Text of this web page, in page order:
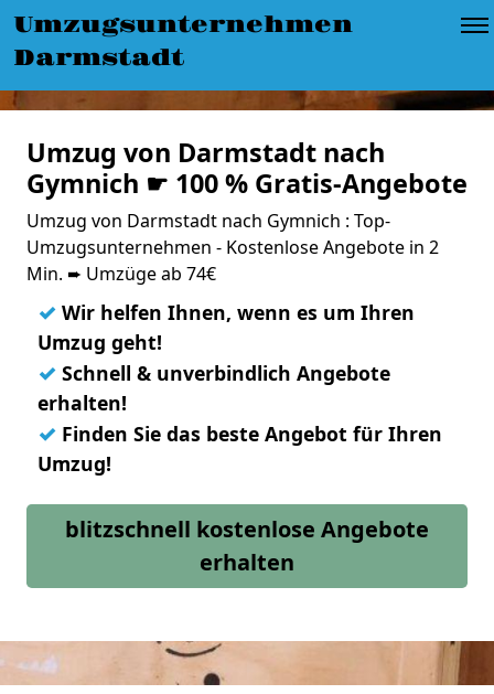
Umzugsunternehmen
Darmstadt
Umzug von Darmstadt nach
Gymnich ☛ 100 % Gratis-Angebote
Umzug von Darmstadt nach Gymnich : Top-
Umzugsunternehmen - Kostenlose Angebote in 2
Min. ➨ Umzüge ab 74€
✓ Wir helfen Ihnen, wenn es um Ihren
Umzug geht!
✓ Schnell & unverbindlich Angebote
erhalten!
✓ Finden Sie das beste Angebot für Ihren
Umzug!
blitzschnell kostenlose Angebote
erhalten